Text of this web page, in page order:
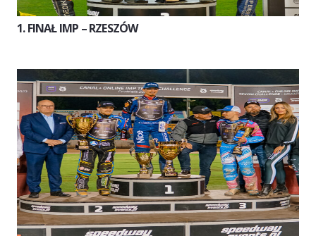
1. FINAŁ IMP – RZESZÓW